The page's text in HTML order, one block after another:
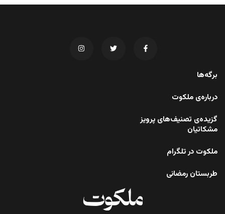
برگه‌ها
درباره‌ی ملکوت
گزیده‌ی تصنیف‌های پرویز
مشکاتیان
ملکوت در تلگرام
طربستان رمضانی